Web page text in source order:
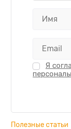
Я
Полезные статьи